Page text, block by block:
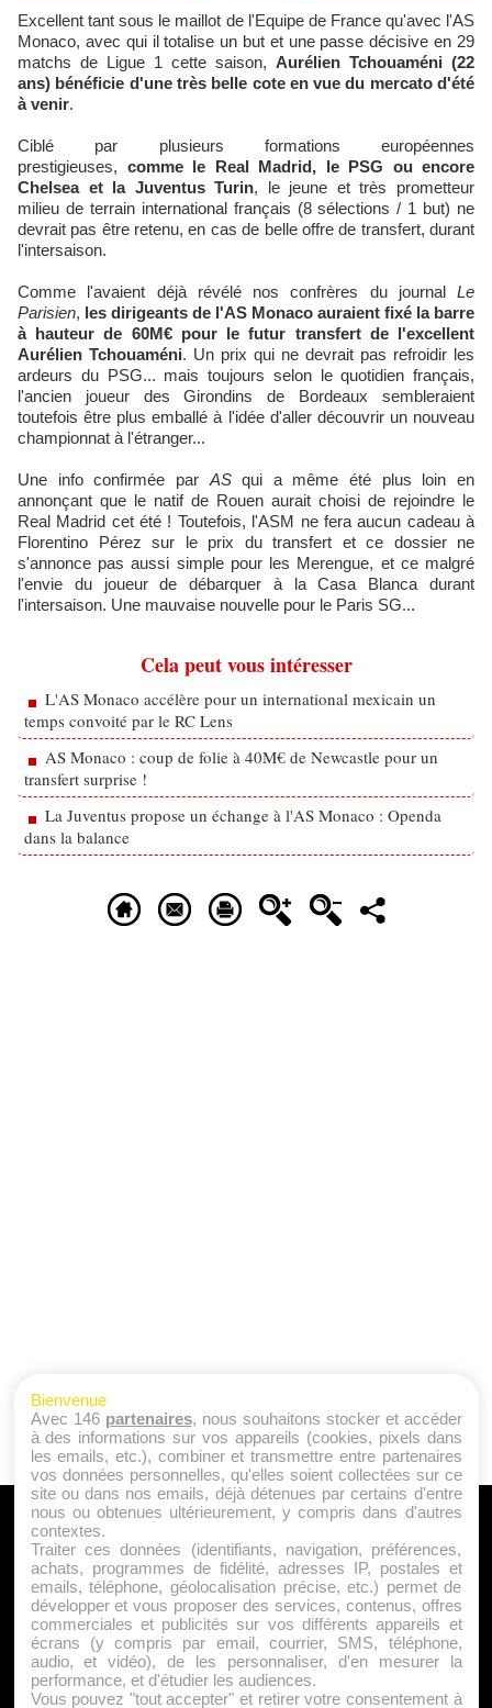
Excellent tant sous le maillot de l'Equipe de France qu'avec l'AS
Monaco, avec qui il totalise un but et une passe décisive en 29
matchs de Ligue 1 cette saison, Aurélien Tchouaméni (22
ans) bénéficie d'une très belle cote en vue du mercato d'été
à venir.
Ciblé par plusieurs formations européennes
prestigieuses, comme le Real Madrid, le PSG ou encore
Chelsea et la Juventus Turin, le jeune et très prometteur
milieu de terrain international français (8 sélections / 1 but) ne
devrait pas être retenu, en cas de belle offre de transfert, durant
l'intersaison.
Comme l'avaient déjà révélé nos confrères du journal Le
Parisien, les dirigeants de l'AS Monaco auraient fixé la barre
à hauteur de 60M€ pour le futur transfert de l'excellent
Aurélien Tchouaméni. Un prix qui ne devrait pas refroidir les
ardeurs du PSG... mais toujours selon le quotidien français,
l'ancien joueur des Girondins de Bordeaux sembleraient
toutefois être plus emballé à l'idée d'aller découvrir un nouveau
championnat à l'étranger...
Une info confirmée par ASqui a même été plus loin en
annonçant que le natif de Rouen aurait choisi de rejoindre le
Real Madrid cet été ! Toutefois, l'ASM ne fera aucun cadeau à
Florentino Pérez sur le prix du transfert et ce dossier ne
s'annonce pas aussi simple pour les Merengue, et ce malgré
l'envie du joueur de débarquer à la Casa Blanca durant
l'intersaison. Une mauvaise nouvelle pour le Paris SG...
Cela peut vous intéresser
L'AS Monaco accélère pour un international mexicain un
temps convoité par le RC Lens
AS Monaco : coup de folie à 40M€ de Newcastle pour un
transfert surprise !
La Juventus propose un échange à l'AS Monaco : Openda
dans la balance
A PROPOS
Qui sommes nous ?
Mentions Légales
Publicité
Politique de Cookies
Contact
Bienvenue
Avec 146 partenaires, nous souhaitons stocker et accéder
à des informations sur vos appareils (cookies, pixels dans
les emails, etc.), combiner et transmettre entre partenaires
vos données personnelles, qu'elles soient collectées sur ce
site ou dans nos emails, déjà détenues par certains d'entre
nous ou obtenues ultérieurement, y compris dans d'autres
contextes.
Traiter ces données (identifiants, navigation, préférences,
achats, programmes de fidélité, adresses IP, postales et
emails, téléphone, géolocalisation précise, etc.) permet de
développer et vous proposer des services, contenus, offres
commerciales et publicités sur vos différents appareils et
écrans (y compris par email, courrier, SMS, téléphone,
audio, et vidéo), de les personnaliser, d'en mesurer la
performance, et d'étudier les audiences.
Vous pouvez "tout accepter" et retirer votre consentement à